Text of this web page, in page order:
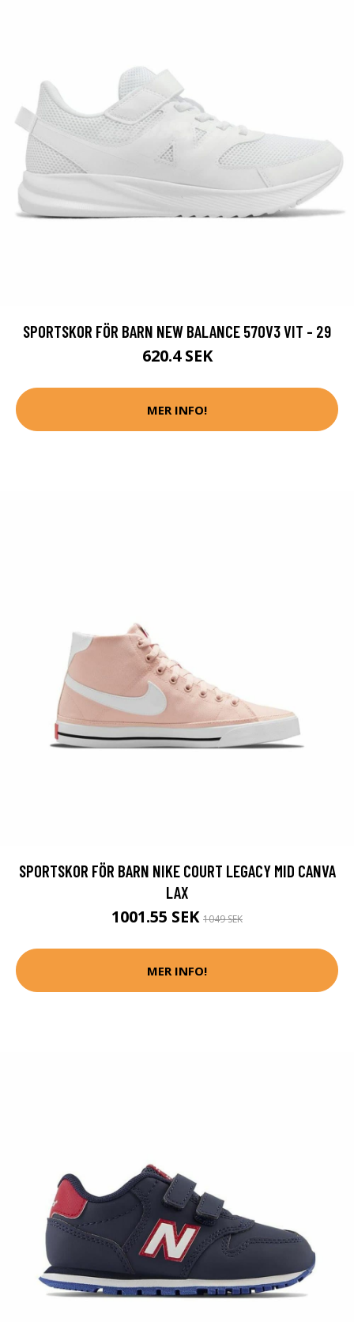
SPORTSKOR FÖR BARN NEW BALANCE 570V3 VIT - 29
620.4 SEK
MER INFO!
SPORTSKOR FÖR BARN NIKE COURT LEGACY MID CANVA
LAX
1001.55 SEK 1049 SEK
MER INFO!